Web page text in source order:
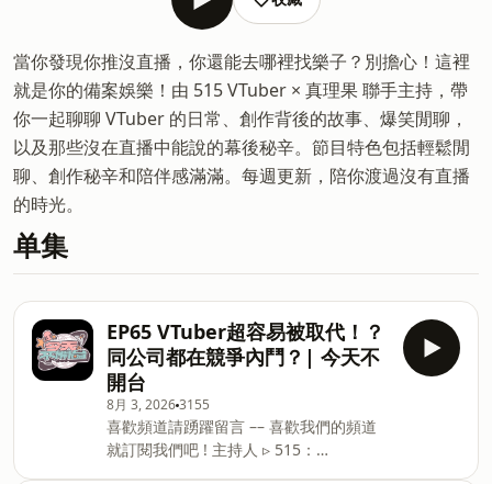
當你發現你推沒直播，你還能去哪裡找樂子？別擔心！這裡
就是你的備案娛樂！由 515 VTuber × 真理果 聯手主持，帶
你一起聊聊 VTuber 的日常、創作背後的故事、爆笑閒聊，
以及那些沒在直播中能說的幕後秘辛。節目特色包括輕鬆閒
聊、創作秘辛和陪伴感滿滿。每週更新，陪你渡過沒有直播
的時光。
单集
EP65 VTuber超容易被取代！？
同公司都在競爭內鬥？| 今天不
開台
8月 3, 20263155
喜歡頻道請踴躍留言 –– 喜歡我們的頻道
就訂閱我們吧 ! 主持人 ▹ 515：